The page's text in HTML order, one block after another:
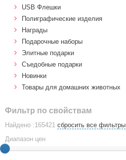
USB Флешки
Полиграфические изделия
Награды
Подарочные наборы
Элитные подарки
Cъедобные подарки
Новинки
Товары для домашних животных
Фильтр по свойствам
Найдено :165421 сбросить все фильтры
Диапазон цен